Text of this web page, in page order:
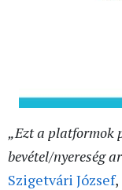
„Ezt a platformok
bevétel/nyereség
Szigetvári József,